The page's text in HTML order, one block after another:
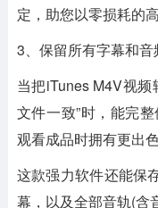
定，助您以零损耗的
3、保留所有字幕和
当把iTunes M4V视频
文件一致”时，能完
观看成品时拥有更出
这款强力软件还能保
幕，以及全部音轨(含